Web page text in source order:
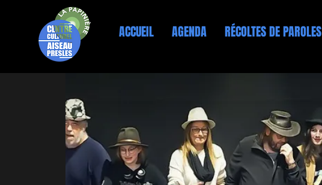
ACCUEIL AGENDA RÉCOLTES DE PAROLES